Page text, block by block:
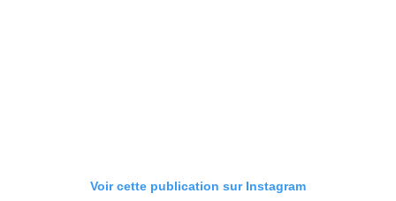
Voir cette publication sur Instagram